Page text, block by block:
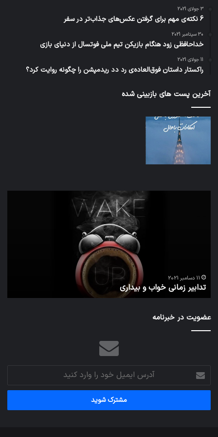
3 جولای 2021
6 نکته‌ی مهم برای گرفتن عکس‌های جذاب‌تر در سفر
30 سپتامبر 2021
خداحافظی زود هنگام بازیکن تیم ملی فوتسال از دنیای بازی
11 جولای 2021
راکستار داستان فوق‌العاده‌ی رد دد ریدمپشن را چگونه روایت کرد؟
آخرین پست های بازبینی شده
11 دسامبر 2021
تدابیر زمانی خواب و بیداری
عضویت در خبرنامه
آدرس
ایمیل
خود
وارد